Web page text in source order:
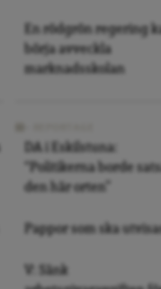
En rödgrön regering
börja avveckla
marknadsskolan
DA i Eskilstuna:
“Politikerna borde
den här orten”
Pappor som ska
V: Sänk